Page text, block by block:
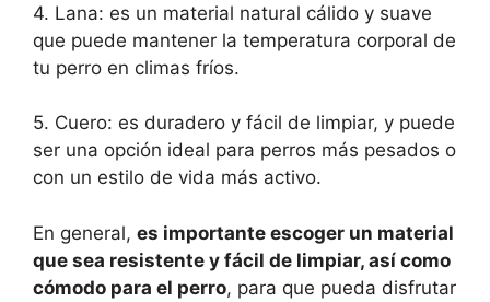
4. Lana: es un material natural cálido y suave
que puede mantener la temperatura corporal de
tu perro en climas fríos.
5. Cuero: es duradero y fácil de limpiar, y puede
ser una opción ideal para perros más pesados o
con un estilo de vida más activo.
En general, es importante escoger un material
que sea resistente y fácil de limpiar, así como
cómodo para el perro, para que pueda disfrutar